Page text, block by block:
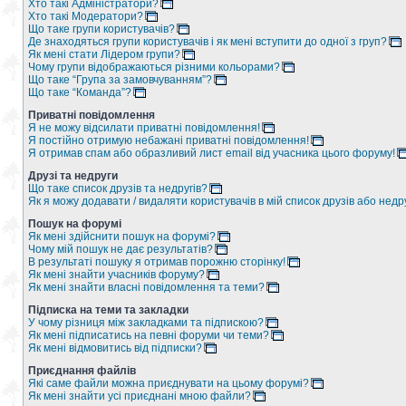
Хто такі Адміністратори?
Хто такі Модератори?
Що таке групи користувачів?
Де знаходяться групи користувачів і як мені вступити до одної з груп?
Як мені стати Лідером групи?
Чому групи відображаються різними кольорами?
Що таке “Група за замовчуванням”?
Що таке “Команда”?
Приватні повідомлення
Я не можу відсилати приватні повідомлення!
Я постійно отримую небажані приватні повідомлення!
Я отримав спам або образливий лист email від учасника цього форуму!
Друзі та недруги
Що таке список друзів та недругів?
Як я можу додавати / видаляти користувачів в мій список друзів або
Пошук на форумі
Як мені здійснити пошук на форумі?
Чому мій пошук не дає результатів?
В результаті пошуку я отримав порожню сторінку!
Як мені знайти учасників форуму?
Як мені знайти власні повідомлення та теми?
Підписка на теми та закладки
У чому різниця між закладками та підпискою?
Як мені підписатись на певні форуми чи теми?
Як мені відмовитись від підписки?
Приєднання файлів
Які саме файли можна приєднувати на цьому форумі?
Як мені знайти усі приєднані мною файли?